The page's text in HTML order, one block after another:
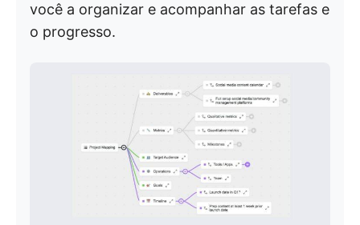
você a organizar e acompanhar as tarefas e
o progresso.